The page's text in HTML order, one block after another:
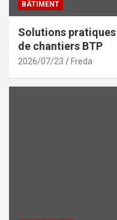
BÂTIMENT
Solutions
de chantiers BTP
2026/07/23 Freda